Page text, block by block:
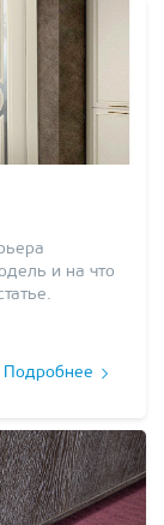
и на что
Подробнее